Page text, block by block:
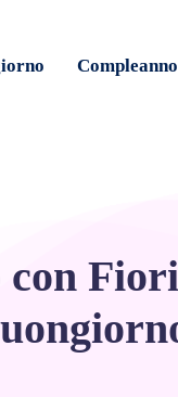
Compleanno